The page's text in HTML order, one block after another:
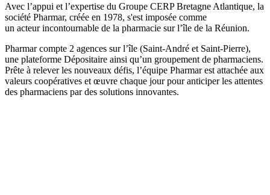
Avec l’appui et l’expertise du Groupe CERP Bretagne Atlantique, la
société Pharmar, créée en 1978, s'est imposée comme
un acteur incontournable de la pharmacie sur l’île de la Réunion.
Pharmar compte 2 agences sur l’île (Saint-André et Saint-Pierre),
une plateforme Dépositaire ainsi qu’un groupement de pharmaciens.
Prête à relever les nouveaux défis, l’équipe Pharmar est attachée aux
valeurs coopératives et œuvre chaque jour pour anticiper les attentes
des pharmaciens par des solutions innovantes.